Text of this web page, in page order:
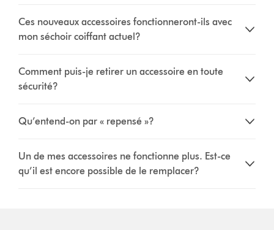
Ces nouveaux accessoires fonctionneront-ils avec
mon séchoir coiffant actuel?
Comment puis-je retirer un accessoire en toute
sécurité?
Qu’entend-on par « repensé »?
Un de mes accessoires ne fonctionne plus. Est-ce
qu’il est encore possible de le remplacer?